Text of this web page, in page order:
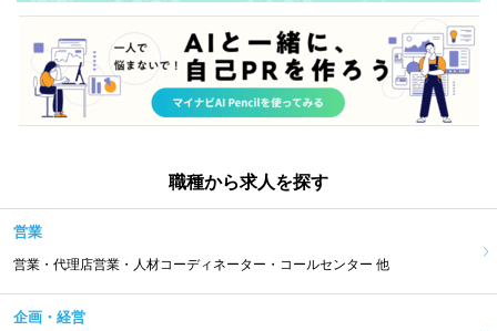
職種から求人を探す
営業
営業・代理店営業・人材コーディネーター・コールセンター 他
企画・経営